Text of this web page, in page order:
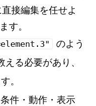
接編集を任せよ
す。
のよう
る必要があり、
。
件・動作・表示